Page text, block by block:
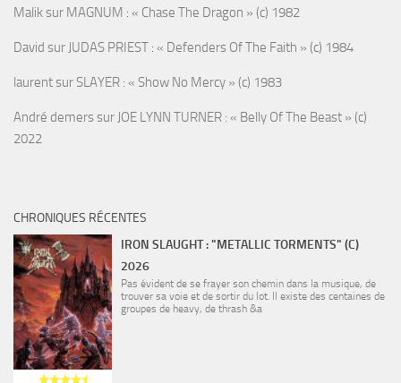
Maliksur MAGNUM : « Chase The Dragon » (c) 1982
David sur JUDAS PRIEST : « Defenders Of The Faith » (c) 1984
laurentsur SLAYER : « Show No Mercy » (c) 1983
André demerssur JOE LYNN TURNER : « Belly Of The Beast » (c)
2022
CHRONIQUES RÉCENTES
IRON SLAUGHT : "METALLIC TORMENTS" (C)
2026
Pas évident de se frayer son chemin dans la musique, de
trouver sa voie et de sortir du lot. Il existe des centaines de
groupes de heavy, de thrash &a